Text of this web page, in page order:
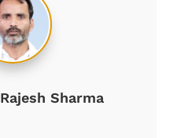
Rajesh Sharma